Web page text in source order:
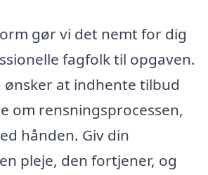
gør vi det nemt for dig
fagfolk til opgaven.
ønsker at indhente tilbud
om rensningsprocessen,
hånden. Giv din
pleje, den fortjener, og